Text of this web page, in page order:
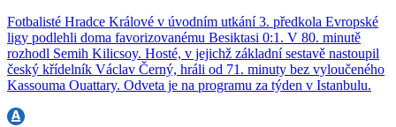
Fotbalisté Hradce Králové v úvodním utkání 3. předkola Evropské
ligy podlehli doma favorizovanému Besiktasi 0:1. V 80. minutě
rozhodl Semih Kilicsoy. Hosté, v jejichž základní sestavě nastoupil
český křídelník Václav Černý, hráli od 71. minuty bez vyloučeného
Kassouma Ouattary. Odveta je na programu za týden v Istanbulu.